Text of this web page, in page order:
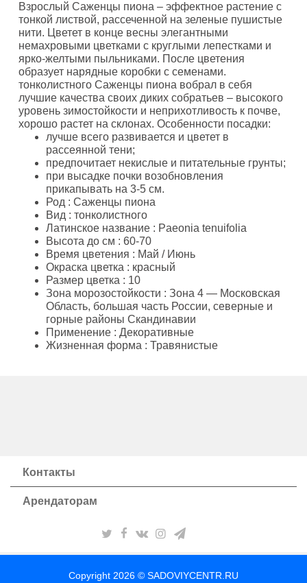
Взрослый Саженцы пиона – эффектное растение с
тонкой листвой, рассеченной на зеленые пушистые
нити. Цветет в конце весны элегантными
немахровыми цветками с круглыми лепестками и
ярко-желтыми пыльниками. После цветения
образует нарядные коробки с семенами.
тонколистного Саженцы пиона вобрал в себя
лучшие качества своих диких собратьев – высокого
уровень зимостойкости и неприхотливость к почве,
хорошо растет на склонах. Особенности посадки:
лучше всего развивается и цветет в
рассеянной тени;
предпочитает некислые и питательные грунты;
при высадке почки возобновления
прикапывать на 3-5 см.
Род : Саженцы пиона
Вид : тонколистного
Латинское название : Paeonia tenuifolia
Высота до см : 60-70
Время цветения : Май / Июнь
Окраска цветка : красный
Размер цветка : 10
Зона морозостойкости : Зона 4 — Московская
Область, большая часть России, северные и
горные районы Скандинавии
Применение : Декоративные
Жизненная форма : Травянистые
Контакты
Арендаторам
Copyright 2026 © SADOVIYCENTR.RU